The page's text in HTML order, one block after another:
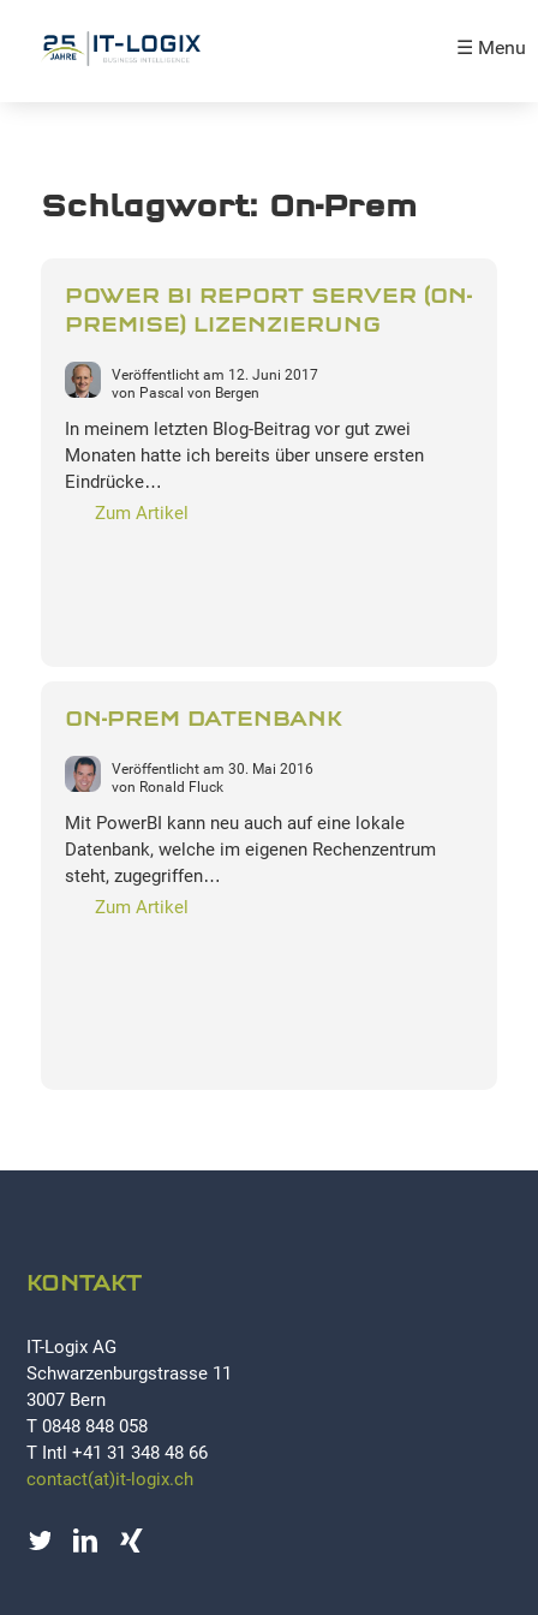
☰ Menu
Schlagwort: On-Prem
POWER BI REPORT SERVER (ON-
PREMISE) LIZENZIERUNG
Veröffentlicht am 12. Juni 2017
von Pascal von Bergen
In meinem letzten Blog-Beitrag vor gut zwei
Monaten hatte ich bereits über unsere ersten
Eindrücke…
Zum Artikel
ON-PREM DATENBANK
Veröffentlicht am 30. Mai 2016
von Ronald Fluck
Mit PowerBI kann neu auch auf eine lokale
Datenbank, welche im eigenen Rechenzentrum
steht, zugegriffen…
Zum Artikel
KONTAKT
IT-Logix AG
Schwarzenburgstrasse 11
3007 Bern
T 0848 848 058
T Intl +41 31 348 48 66
contact(at)it-logix.ch